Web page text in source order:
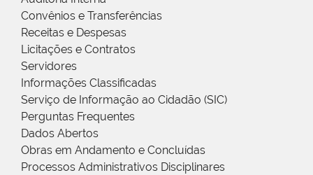
Convênios e Transferências
Receitas e Despesas
Licitações e Contratos
Servidores
Informações Classificadas
Serviço de Informação ao Cidadão (SIC)
Perguntas Frequentes
Dados Abertos
Obras em Andamento e Concluídas
Processos Administrativos Disciplinares